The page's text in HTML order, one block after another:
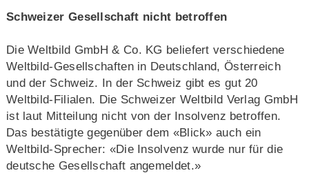
Schweizer Gesellschaft nicht betroffen
Die Weltbild GmbH & Co. KG beliefert verschiedene
Weltbild-Gesellschaften in Deutschland, Österreich
und der Schweiz. In der Schweiz gibt es gut 20
Weltbild-Filialen. Die Schweizer Weltbild Verlag GmbH
ist laut Mitteilung nicht von der Insolvenz betroffen.
Das bestätigte gegenüber dem «Blick» auch ein
Weltbild-Sprecher: «Die Insolvenz wurde nur für die
deutsche Gesellschaft angemeldet.»